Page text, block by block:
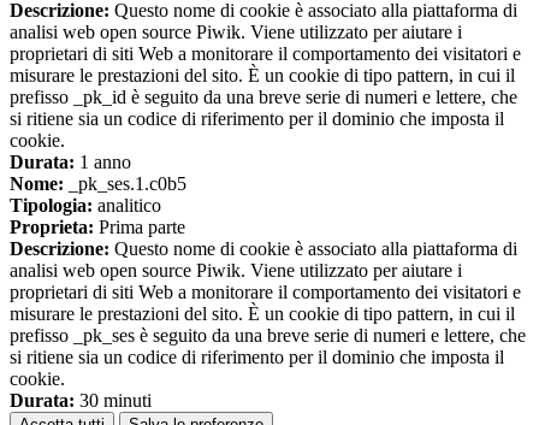
Descrizione: Questo nome di cookie è associato alla piattaforma di
analisi web open source Piwik. Viene utilizzato per aiutare i
proprietari di siti Web a monitorare il comportamento dei visitatori e
misurare le prestazioni del sito. È un cookie di tipo pattern, in cui il
prefisso _pk_id è seguito da una breve serie di numeri e lettere, che
si ritiene sia un codice di riferimento per il dominio che imposta il
cookie.
Durata: 1 anno
Nome: _pk_ses.1.c0b5
Tipologia: analitico
Proprieta: Prima parte
Descrizione: Questo nome di cookie è associato alla piattaforma di
analisi web open source Piwik. Viene utilizzato per aiutare i
proprietari di siti Web a monitorare il comportamento dei visitatori e
misurare le prestazioni del sito. È un cookie di tipo pattern, in cui il
prefisso _pk_ses è seguito da una breve serie di numeri e lettere, che
si ritiene sia un codice di riferimento per il dominio che imposta il
cookie.
Durata: 30 minuti